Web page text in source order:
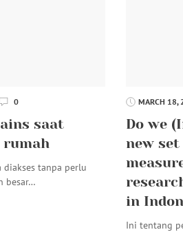
0
saat
rumah
diakses tanpa perlu
besar…
MARCH 18,
Do we
new
in
Ini tentang